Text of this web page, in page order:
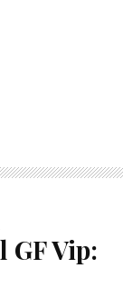
GF Vip: